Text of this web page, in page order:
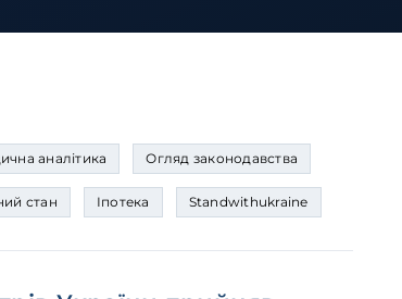
аналітика Огляд законодавства
стан Іпотека Standwithukraine